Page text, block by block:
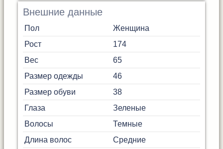
Внешние данные
Пол
Женщина
Рост
174
Вес
65
Размер одежды
46
Размер обуви
38
Глаза
Зеленые
Волосы
Темные
Длина волос
Средние